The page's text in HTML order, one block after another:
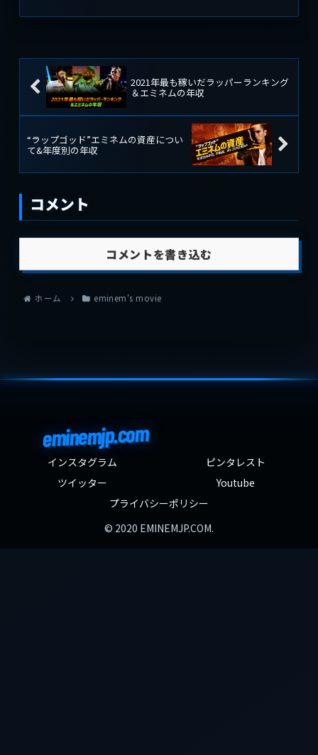
ン（Rich...
2021年最も稼いだラッパーランキング
＆エミネムの年収
“ラップゴッド”エミネムの資産につい
て&年度別の年収
コメント
コメントを書き込む
ホーム eminem's movie
eminemjp.com
インスタグラム
ピンタレスト
ツイッター
Youtube
プライバシーポリシー
© 2020 EMINEMJP.COM.